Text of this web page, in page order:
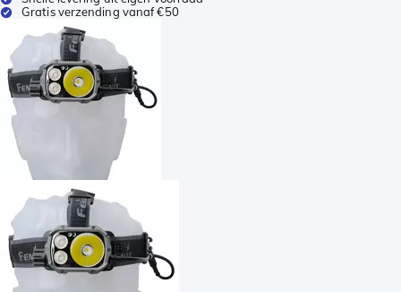
Gratis verzending vanaf €50